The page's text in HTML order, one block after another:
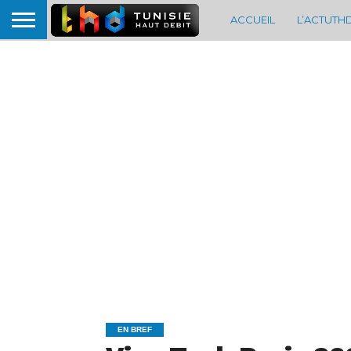
ACCUEIL
EN BREF